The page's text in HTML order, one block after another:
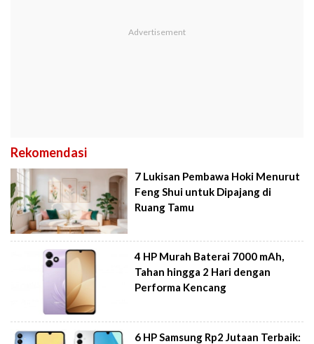
Rekomendasi
7 Lukisan Pembawa Hoki Menurut
Feng Shui untuk Dipajang di
Ruang Tamu
4 HP Murah Baterai 7000 mAh,
Tahan hingga 2 Hari dengan
Performa Kencang
6 HP Samsung Rp2 Jutaan Terbaik: